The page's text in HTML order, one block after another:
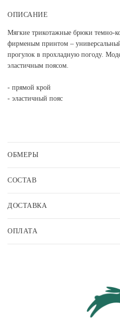
ОПИСАНИЕ
Мягкие трикотажные брюки темно-
фирменым принтом –
прогулок в прохладную погоду.
эластичным поясом.
- прямой крой
- эластичный пояс
ОБМЕРЫ
СОСТАВ
ДОСТАВКА
ОПЛАТА